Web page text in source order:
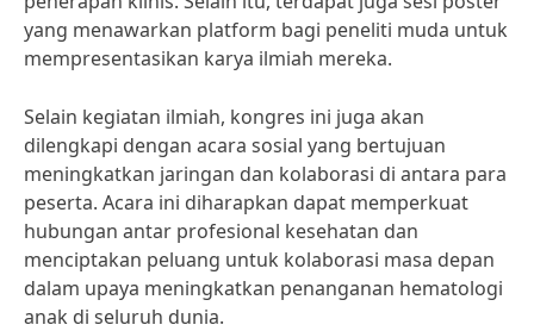
yang menawarkan platform bagi peneliti muda untuk
mempresentasikan karya ilmiah mereka.
Selain kegiatan ilmiah, kongres ini juga akan
dilengkapi dengan acara sosial yang bertujuan
meningkatkan jaringan dan kolaborasi di antara para
peserta. Acara ini diharapkan dapat memperkuat
hubungan antar profesional kesehatan dan
menciptakan peluang untuk kolaborasi masa depan
dalam upaya meningkatkan penanganan hematologi
anak di seluruh dunia.